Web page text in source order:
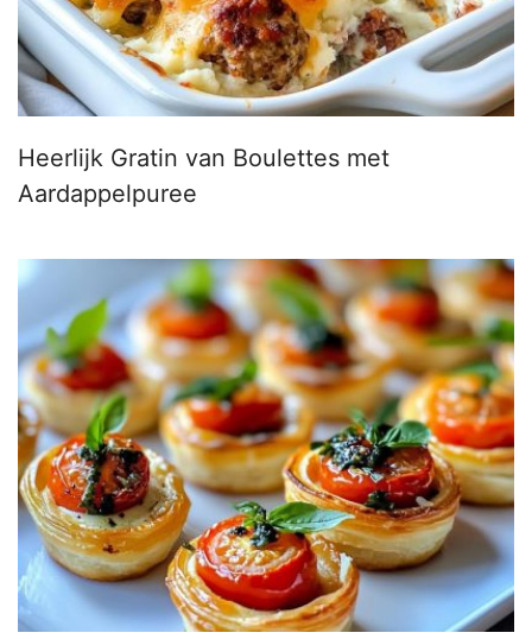
Heerlijk Gratin van Boulettes met
Aardappelpuree